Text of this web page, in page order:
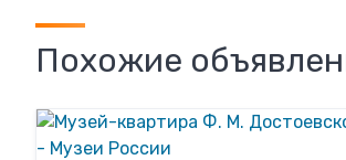
Похожие